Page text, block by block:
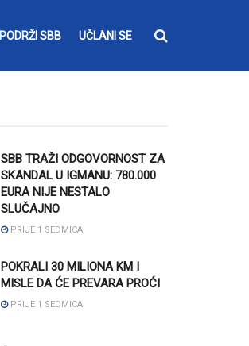
PODRŽI SBB UČLANI SE
SBB TRAŽI ODGOVORNOST ZA
SKANDAL U IGMANU: 780.000
EURA NIJE NESTALO
SLUČAJNO
PRIJE 1 SEDMICA
POKRALI 30 MILIONA KM I
MISLE DA ĆE PREVARA PROĆI
PRIJE 1 SEDMICA